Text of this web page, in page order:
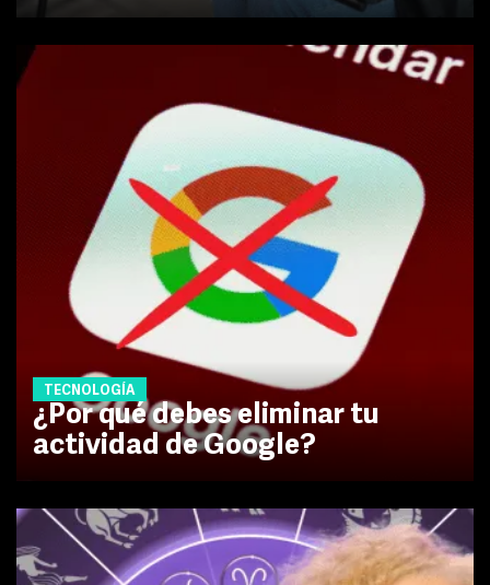
TECNOLOGÍA
¿Por qué debes eliminar tu
actividad de Google?